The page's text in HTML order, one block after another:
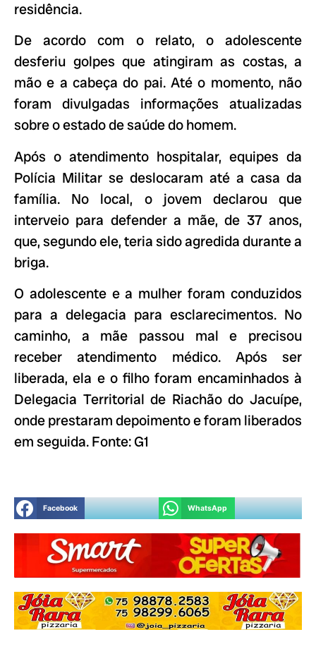
residência.
De acordo com o relato, o adolescente
desferiu golpes que atingiram as costas, a
mão e a cabeça do pai. Até o momento, não
foram divulgadas informações atualizadas
sobre o estado de saúde do homem.
Após o atendimento hospitalar, equipes da
Polícia Militar se deslocaram até a casa da
família. No local, o jovem declarou que
interveio para defender a mãe, de 37 anos,
que, segundo ele, teria sido agredida durante a
briga.
O adolescente e a mulher foram conduzidos
para a delegacia para esclarecimentos. No
caminho, a mãe passou mal e precisou
receber atendimento médico. Após ser
liberada, ela e o filho foram encaminhados à
Delegacia Territorial de Riachão do Jacuípe,
onde prestaram depoimento e foram liberados
em seguida. Fonte: G1
Facebook WhatsApp